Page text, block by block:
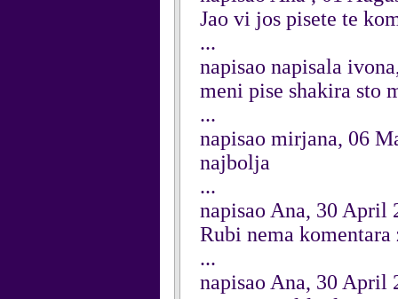
Jao vi jos pisete te
...
napisao napisala
meni pise shakira sto
...
napisao mirjana, 06
najbolja
...
napisao Ana, 30 April
Rubi nema
...
napisao Ana, 30 April